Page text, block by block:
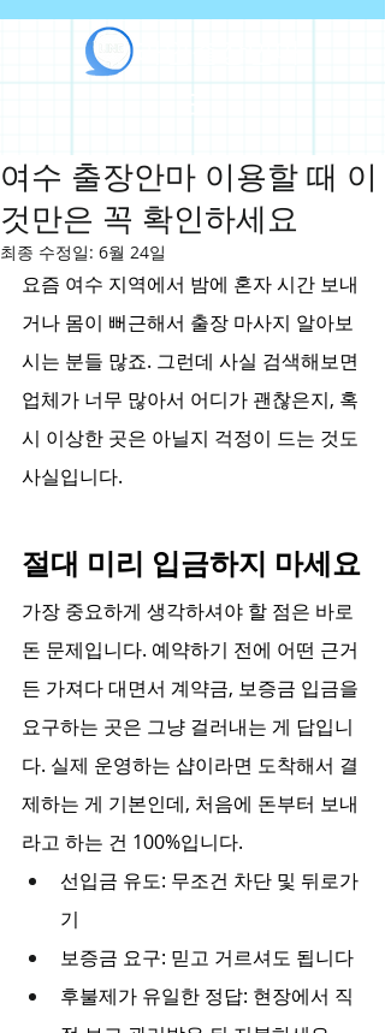
여수 출장안마 이용할 때 이
것만은 꼭 확인하세요
최종 수정일: 6월 24일
요즘 여수 지역에서 밤에 혼자 시간 보내
거나 몸이 뻐근해서 출장 마사지 알아보
시는 분들 많죠. 그런데 사실 검색해보면
업체가 너무 많아서 어디가 괜찮은지, 혹
시 이상한 곳은 아닐지 걱정이 드는 것도
사실입니다.
절대 미리 입금하지 마세요
가장 중요하게 생각하셔야 할 점은 바로
돈 문제입니다. 예약하기 전에 어떤 근거
든 가져다 대면서 계약금, 보증금 입금을
요구하는 곳은 그냥 걸러내는 게 답입니
다. 실제 운영하는 샵이라면 도착해서 결
제하는 게 기본인데, 처음에 돈부터 보내
라고 하는 건 100%입니다.
선입금 유도: 무조건 차단 및 뒤로가
기
보증금 요구: 믿고 거르셔도 됩니다
후불제가 유일한 정답: 현장에서 직